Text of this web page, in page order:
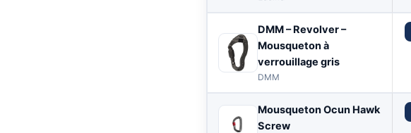
DMM – Revolver –
Mousqueton à
verrouillage gris
DMM
Mousqueton Ocun Hawk
Screw